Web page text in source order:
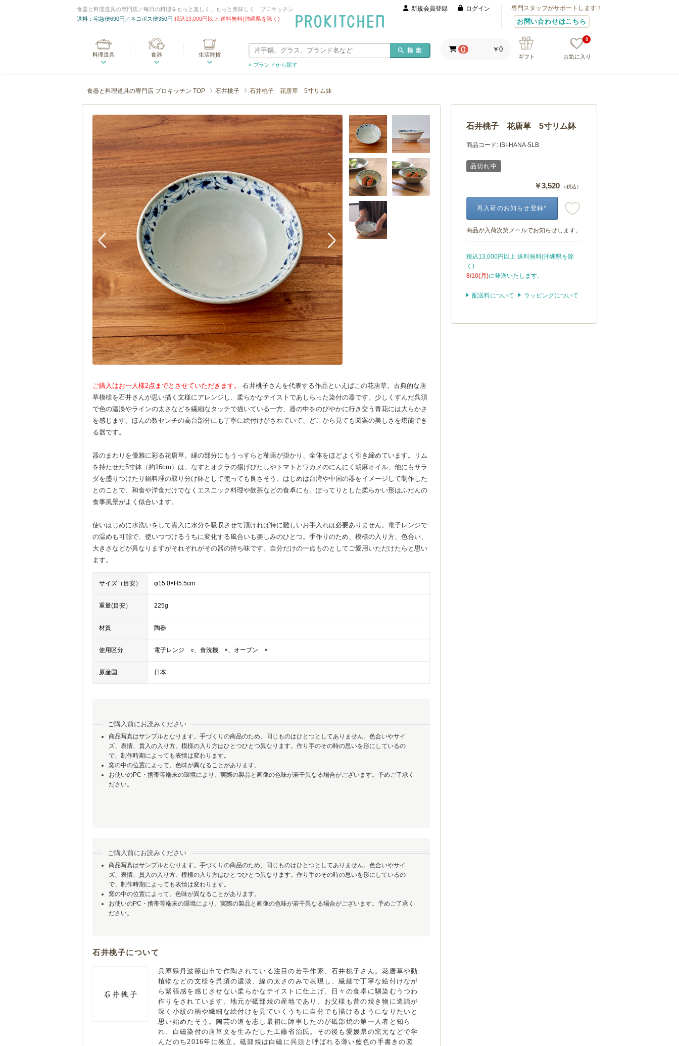
食器と料理道具の専門店／毎日の料理をもっと楽しく、もっと美味しく プロキッチン
送料：宅急便690円／ネコポス便350円 税込13,000円以上 送料無料(沖縄県を除く)
新規会員登録 ログイン 専門スタッフがサポートします！
お問い合わせはこちら
料理道具 食器
生活雑貨
» ブランドから探す
ギフト お気に入り
0
0 ￥0
食器と料理道具の専門店 プロキッチン TOP 石井桃子 石井桃子 花唐草 5寸リム鉢
石井桃子 花唐草 5寸リム鉢
商品コード: ISI-HANA-5LB
品切れ中
￥3,520 （税込）
再入荷のお知らせ登録*
商品が入荷次第メールでお知らせします。
税込13,000円以上 送料無料(沖縄県を除
く)
8/10(月)に発送いたします。
配送料について ラッピングについて
ご購入はお一人様2点までとさせていただきます。
石井桃子さんを代表する作品といえばこの花唐草。古典的な唐
草模様を石井さんが思い描く文様にアレンジし、柔らかなテイストであしらった染付の器です。少しくすんだ呉須
で色の濃淡やラインの太さなどを繊細なタッチで描いている一方、器の中をのびやかに行き交う青花には大らかさ
を感じます。ほんの数センチの高台部分にも丁寧に絵付けがされていて、どこから見ても図案の美しさを堪能でき
る器です。
器のまわりを優雅に彩る花唐草。縁の部分にもうっすらと釉薬が掛かり、全体をほどよく引き締めています。リム
を持たせた5寸鉢（約16cm）は、なすとオクラの揚げびたしやトマトとワカメのにんにく胡麻オイル、他にもサラ
ダを盛りつけたり鍋料理の取り分け鉢として使っても良さそう。はじめは台湾や中国の器をイメージして制作した
とのことで、和食や洋食だけでなくエスニック料理や飲茶などの食卓にも。ぽってりとした柔らかい形はふだんの
食事風景がよく似合います。
使いはじめに水洗いをして貫入に水分を吸収させて頂ければ特に難しいお手入れは必要ありません。電子レンジで
の温めも可能で、使いつづけるうちに変化する風合いも楽しみのひとつ。手作りのため、模様の入り方、色合い、
大きさなどが異なりますがそれぞれがその器の持ち味です。自分だけの一点ものとしてご愛用いただけたらと思い
ます。
サイズ（目安） φ15.0×H5.5cm
重量(目安） 225g
材質 陶器
使用区分 電子レンジ ○、食洗機 ×、オーブン ×
原産国 日本
ご購入前にお読みください
商品写真はサンプルとなります。手づくりの商品のため、同じものはひとつとしてありません。色合いやサイ
ズ、表情、貫入の入り方、模様の入り方はひとつひとつ異なります。作り手のその時の思いを形にしているの
で、制作時期によっても表情は変わります。
窯の中の位置によって、色味が異なることがあります。
お使いのPC・携帯等端末の環境により、実際の製品と画像の色味が若干異なる場合がございます。予めご了承く
ださい。
ご購入前にお読みください
商品写真はサンプルとなります。手づくりの商品のため、同じものはひとつとしてありません。色合いやサイ
ズ、表情、貫入の入り方、模様の入り方はひとつひとつ異なります。作り手のその時の思いを形にしているの
で、制作時期によっても表情は変わります。
窯の中の位置によって、色味が異なることがあります。
お使いのPC・携帯等端末の環境により、実際の製品と画像の色味が若干異なる場合がございます。予めご了承く
ださい。
石井桃子について
兵庫県丹波篠山市で作陶されている注目の若手作家、石井桃子さん。花唐草や動
植物などの文様を呉須の濃淡、線の太さのみで表現し、繊細で丁寧な絵付けなが
ら緊張感を感じさせない柔らかなテイストに仕上げ、日々の食卓に馴染むうつわ
作りをされています。地元が砥部焼の産地であり、お父様も昔の焼き物に造詣が
深く小紋の柄や繊細な絵付けを見ていくうちに自分でも描けるようになりたいと
思い始めたそう。陶芸の道を志し最初に師事したのが砥部焼の第一人者と知ら
れ、白磁染付の唐草文を生みだした工藤省治氏。その後も愛媛県の窯元などで学
んだのち2016年に独立。砥部焼は白磁に呉須と呼ばれる薄い藍色の手書きの図